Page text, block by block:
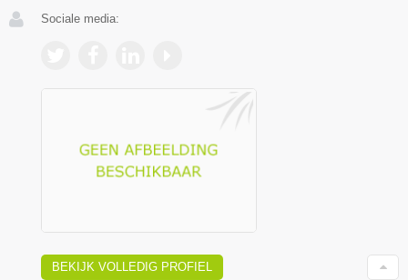
Sociale media:
BEKIJK VOLLEDIG PROFIEL